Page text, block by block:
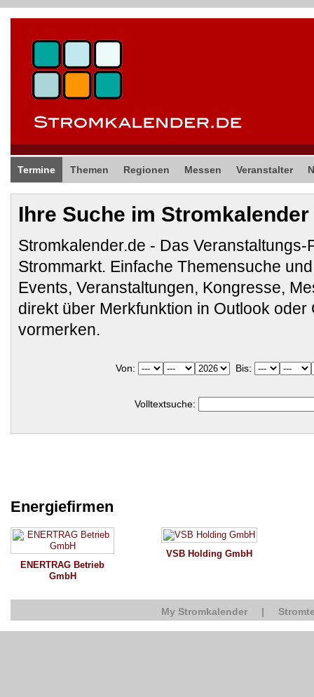
Termine Themen Regionen Messen Veranstalter
Ihre Suche im Stromkalender
Stromkalender.de - Das Veranstaltungs-
Strommarkt. Einfache Themensuche
Events, Veranstaltungen, Kongresse,
direkt über Merkfunktion in Outlook oder
vormerken.
Von: Bis:
Volltextsuche:
Energiefirmen
ENERTRAG Betrieb
GmbH
VSB Holding GmbH
My Stromkalender |